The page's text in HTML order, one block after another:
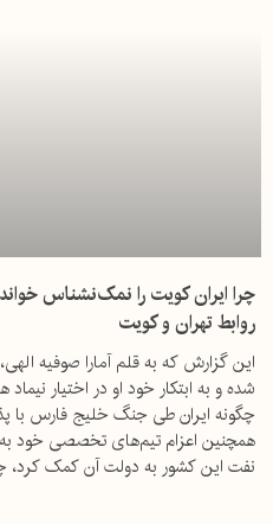
چرا ایران کویت را نمک‌نشناس
روابط تهران و کویت
این گزارش که به قلم آمارا صوفیه
شده و به ابتکار خود او در اختیار
چگونه ایران طی جنگ خلیج فارس با
همچنین اعزام تیم‌های تخصصی خود
نفت این کشور به دولت آن کمک کرد،